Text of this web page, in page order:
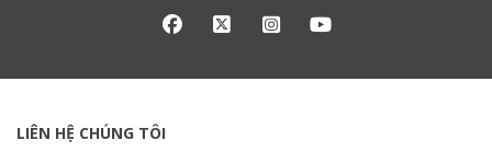
LIÊN HỆ CHÚNG TÔI